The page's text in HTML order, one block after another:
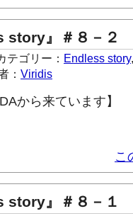
story』＃８－２
テゴリー： Endless story
： Viridis
から来ています】
こ
story』＃８－１